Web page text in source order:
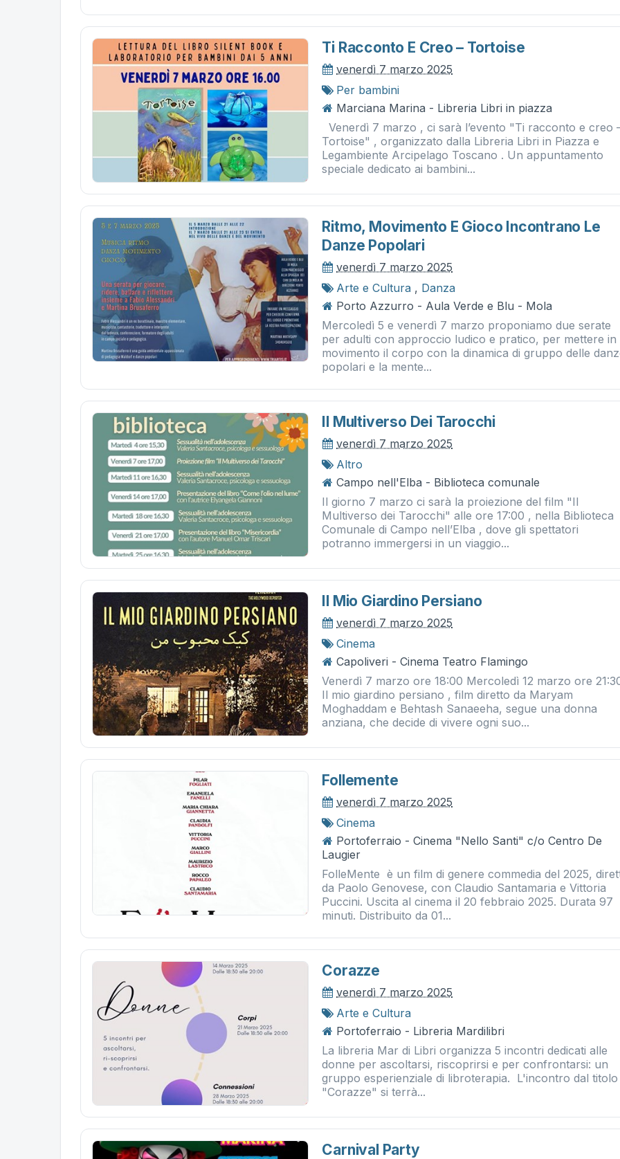
Ti Racconto E Creo – Tortoise
venerdì 7 marzo 2025
Per bambini
Marciana Marina - Libreria Libri in piazza
Venerdì 7 marzo , ci sarà l’evento "Ti racconto e creo
Tortoise" , organizzato dalla Libreria Libri in Piazza e
Legambiente Arcipelago Toscano . Un appuntamento
speciale dedicato ai bambini...
Ritmo, Movimento E Gioco Incontrano Le
Danze Popolari
venerdì 7 marzo 2025
Arte e Cultura , Danza
Porto Azzurro - Aula Verde e Blu - Mola
Mercoledì 5 e venerdì 7 marzo proponiamo due serate
per adulti con approccio ludico e pratico, per mettere in
movimento il corpo con la dinamica di gruppo delle
popolari e la mente...
Il Multiverso Dei Tarocchi
venerdì 7 marzo 2025
Altro
Campo nell'Elba - Biblioteca comunale
Il giorno 7 marzo ci sarà la proiezione del film "Il
Multiverso dei Tarocchi" alle ore 17:00 , nella Biblioteca
Comunale di Campo nell’Elba , dove gli spettatori
potranno immergersi in un viaggio...
Il Mio Giardino Persiano
venerdì 7 marzo 2025
Cinema
Capoliveri - Cinema Teatro Flamingo
Venerdì 7 marzo ore 18:00 Mercoledì 12 marzo ore
Il mio giardino persiano , film diretto da Maryam
Moghaddam e Behtash Sanaeeha, segue una donna
anziana, che decide di vivere ogni suo...
Follemente
venerdì 7 marzo 2025
Cinema
Portoferraio - Cinema "Nello Santi" c/o Centro De
Laugier
FolleMente è un film di genere commedia del 2025,
da Paolo Genovese, con Claudio Santamaria e Vittoria
Puccini. Uscita al cinema il 20 febbraio 2025. Durata 97
minuti. Distribuito da 01...
Corazze
venerdì 7 marzo 2025
Arte e Cultura
Portoferraio - Libreria Mardilibri
La libreria Mar di Libri organizza 5 incontri dedicati alle
donne per ascoltarsi, riscoprirsi e per confrontarsi: un
gruppo esperienziale di libroterapia. L'incontro dal titolo
"Corazze" si terrà...
Carnival Party